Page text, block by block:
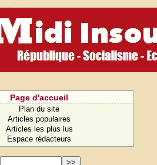
Page d'accueil
Plan du site
Articles populaires
Articles les plus lus
Espace rédacteurs